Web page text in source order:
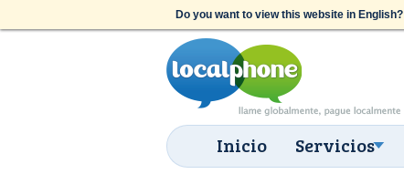
Do you want to view this website in English?
Inicio Servicios